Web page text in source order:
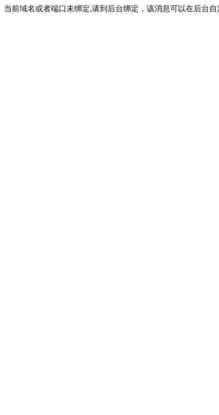
当前域名或者端口未绑定,请到后台绑定，该消息可以在后台自